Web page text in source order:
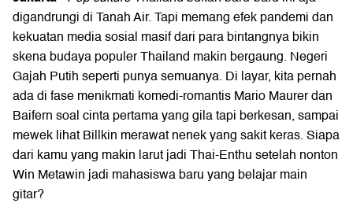
digandrungi di Tanah Air. Tapi memang efek pandemi dan
kekuatan media sosial masif dari para bintangnya bikin
skena budaya populer Thailand makin bergaung. Negeri
Gajah Putih seperti punya semuanya. Di layar, kita pernah
ada di fase menikmati komedi-romantis Mario Maurer dan
Baifern soal cinta pertama yang gila tapi berkesan, sampai
mewek lihat Billkin merawat nenek yang sakit keras. Siapa
dari kamu yang makin larut jadi Thai-Enthu setelah nonton
Win Metawin jadi mahasiswa baru yang belajar main
gitar?